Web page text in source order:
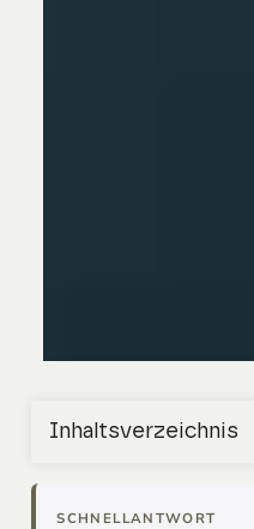
Inhaltsverzeichnis
SCHNELLANTWORT